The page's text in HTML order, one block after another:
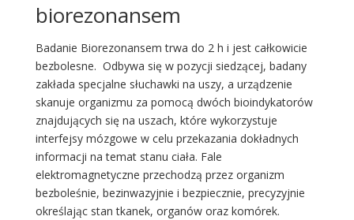
biorezonansem
Badanie Biorezonansem trwa do 2 h i jest całkowicie
bezbolesne. Odbywa się w pozycji siedzącej, badany
zakłada specjalne słuchawki na uszy, a urządzenie
skanuje organizmu za pomocą dwóch bioindykatorów
znajdujących się na uszach, które wykorzystuje
interfejsy mózgowe w celu przekazania dokładnych
informacji na temat stanu ciała. Fale
elektromagnetyczne przechodzą przez organizm
bezboleśnie, bezinwazyjnie i bezpiecznie, precyzyjnie
określając stan tkanek, organów oraz komórek.